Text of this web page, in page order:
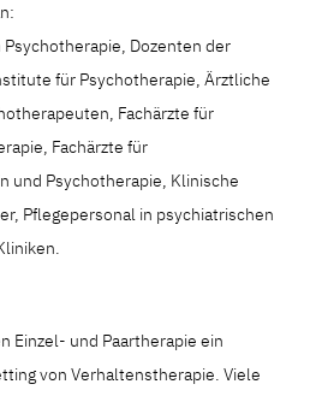
Dozenten der
für Psychotherapie, Ärztliche
Fachärzte für
Fachärzte für
und Psychotherapie, Klinische
Pflegepersonal in psychiatrischen
Einzel- und Paartherapie ein
von Verhaltenstherapie. Viele